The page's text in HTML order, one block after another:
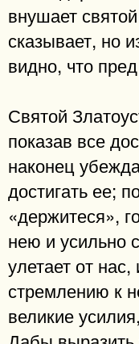
внушает
сказывает, но
видно, что
Святой
показав все
наконец
достигать ее;
«держитеся»,
нею и усильно
улетает от
стремлению к
великие